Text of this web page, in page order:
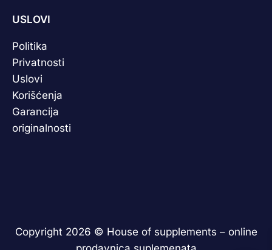
USLOVI
Politika
Privatnosti
Uslovi
Korišćenja
Garancija
originalnosti
Copyright 2026 © House of supplements – online